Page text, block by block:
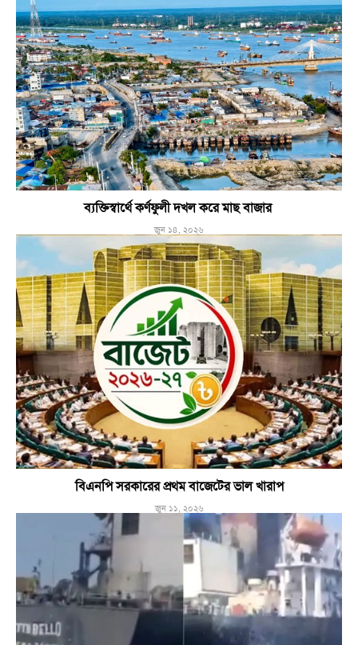
ব্যক্তিস্বার্থে কর্ণফুলী দখল করে মাছ বাজার
জুন ১৪, ২০২৬
বিএনপি সরকারের প্রথম বাজেটের ভাল খারাপ
জুন ১১, ২০২৬